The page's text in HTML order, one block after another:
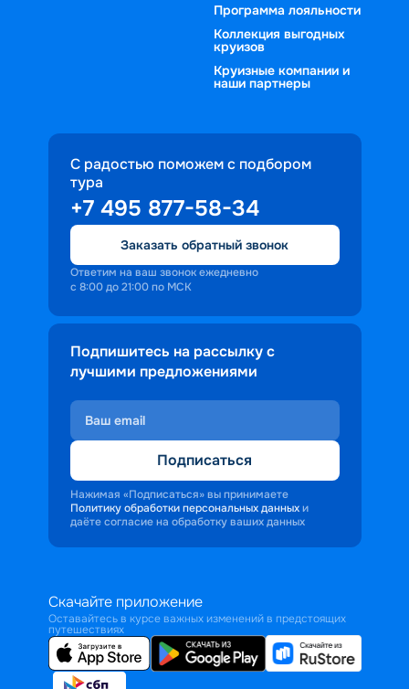
Программа лояльности
Коллекция выгодных
круизов
Круизные компании и
наши партнеры
С радостью поможем с подбором
тура
+7 495 877-58-34
Заказать обратный звонок
Ответим на ваш звонок ежедневно
с 8:00 до 21:00 по МСК
Подпишитесь на рассылку с
лучшими предложениями
Подписаться
Нажимая «Подписаться» вы принимаете
Политику обработки персональных данных и
даёте согласие на обработку ваших данных
Скачайте приложение
Оставайтесь в курсе важных изменений в предстоящих
путешествиях